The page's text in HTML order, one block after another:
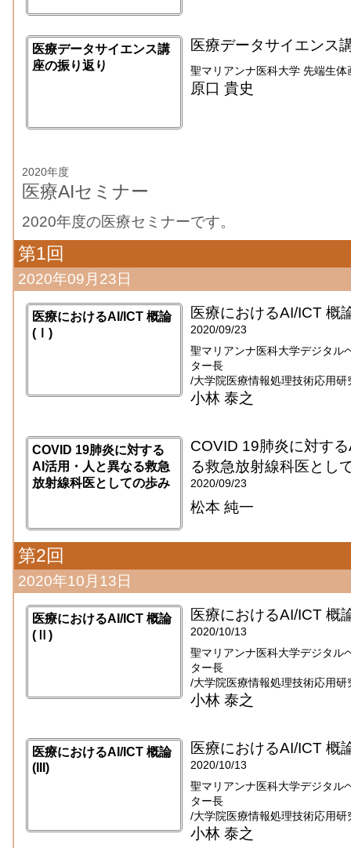
医療データサイエンス講
座の振り返り
医療データサイエンス
聖マリアンナ医科大学 先端生
原口 貴史
2020年度
医療AIセミナー
2020年度の医療セミナーです。
第1回
2020年09月23日
医療におけるAI/ICT 概論
(Ⅰ)
医療におけるAI/ICT 概
2020/09/23
聖マリアンナ医科大学デジタル
ター長
/大学院医療情報処理技術応用研
小林 泰之
COVID 19肺炎に対する
AI活用・人と異なる救急
放射線科医としての歩み
COVID 19肺炎に対す
る救急放射線科医とし
2020/09/23
松本 純一
第2回
2020年10月13日
医療におけるAI/ICT 概論
(Ⅱ)
医療におけるAI/ICT 概
2020/10/13
聖マリアンナ医科大学デジタル
ター長
/大学院医療情報処理技術応用研
小林 泰之
医療におけるAI/ICT 概論
(III)
医療におけるAI/ICT 概
2020/10/13
聖マリアンナ医科大学デジタル
ター長
/大学院医療情報処理技術応用研
小林 泰之